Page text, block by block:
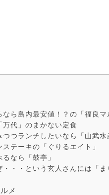
ら島内最安値！？の「福良マ
代」のまかない定食
つランチしたいなら「山武水
テーキの「ぐりるエイト」
なら「鼓亭」
・・という玄人さんには「ま
メ